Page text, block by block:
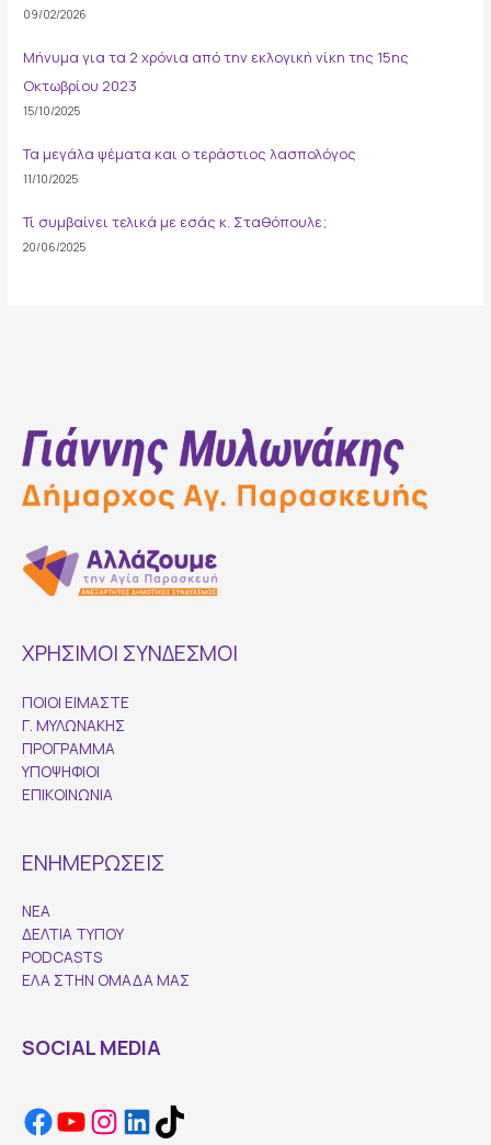
09/02/2026
Μήνυμα για τα 2 χρόνια από την εκλογική νίκη της 15ης
Οκτωβρίου 2023
15/10/2025
Τα μεγάλα ψέματα και ο τεράστιος λασπολόγος
11/10/2025
Τί συμβαίνει τελικά με εσάς κ. Σταθόπουλε;
20/06/2025
ΧΡΗΣΙΜΟΙ ΣΥΝΔΕΣΜΟΙ
ΠΟΙΟΙ ΕΙΜΑΣΤΕ
Γ. ΜΥΛΩΝΑΚΗΣ
ΠΡΟΓΡΑΜΜΑ
ΥΠΟΨΗΦΙΟΙ
ΕΠΙΚΟΙΝΩΝΙΑ
ΕΝΗΜΕΡΩΣΕΙΣ
ΝΕΑ
ΔΕΛΤΙΑ ΤΥΠΟΥ
PODCASTS
ΕΛΑ ΣΤΗΝ ΟΜΑΔΑ ΜΑΣ
SOCIAL MEDIA
Facebook
YouTube
Instagram
LinkedIn
TikTok